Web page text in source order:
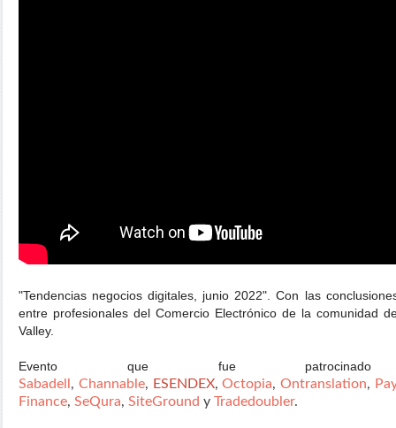
"Tendencias negocios digitales, junio 2022". Con las
entre profesionales del Comercio Electrónico de la comunidad
Valley.
Evento que fue
Sabadell , Channable, ESENDEX, Octopia, Ontranslation,
Finance, SeQura, SiteGround y Tradedoubler.